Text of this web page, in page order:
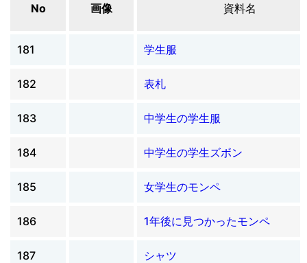
No 画像 資料名
181 学生服
182 表札
183 中学生の学生服
184 中学生の学生ズボン
185 女学生のモンペ
186 1年後に見つかったモンペ
187 シャツ